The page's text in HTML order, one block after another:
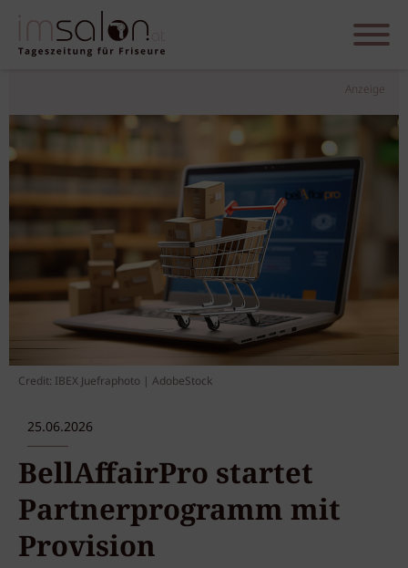
Anzeige
Credit: IBEX Juefraphoto | AdobeStock
25.06.2026
BellAffairPro startet
Partnerprogramm mit
Provision